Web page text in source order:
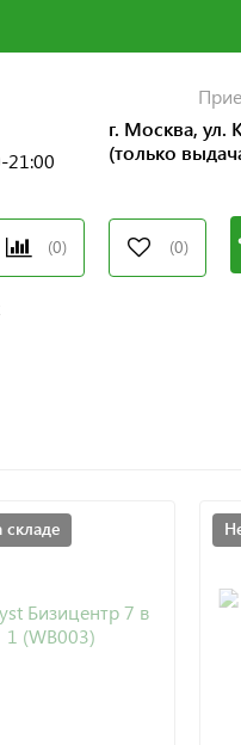
21:00
г. Москва, ул.
(только
(0) (0)
складе